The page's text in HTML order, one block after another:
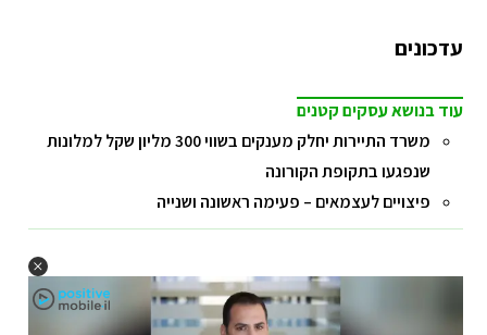
עדכונים
עוד בנושא עסקים קטנים
משרד התיירות יחלק מענקים בשווי 300 מליון שקל למלונות
שנפגעו בתקופת הקורונה
פיצויים לעצמאים – פעימה ראשונה ושנייה